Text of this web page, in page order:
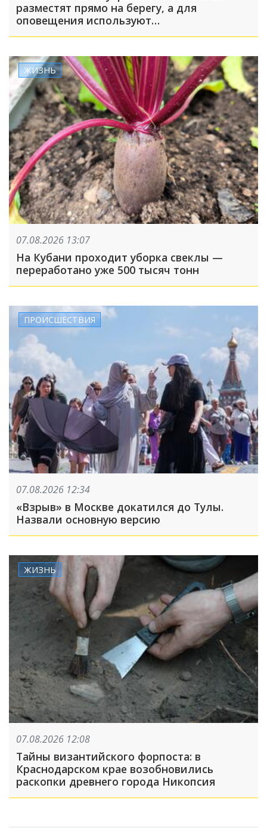
разместят прямо на берегу, а для
оповещения используют
громкоговорители
ЖИЗНЬ
07.08.2026 13:07
На Кубани проходит уборка свеклы —
переработано уже 500 тысяч тонн
ПРОИСШЕСТВИЯ
07.08.2026 12:34
«Взрыв» в Москве докатился до Тулы.
Назвали основную версию
ЖИЗНЬ
07.08.2026 12:08
Тайны византийского форпоста: в
Краснодарском крае возобновились
раскопки древнего города Никопсия